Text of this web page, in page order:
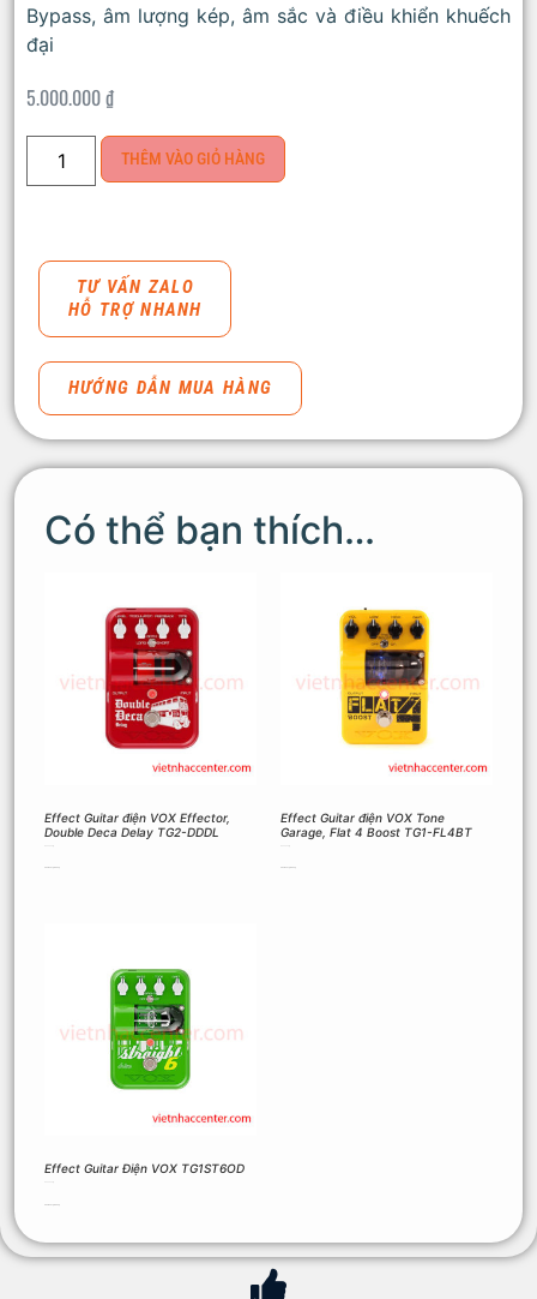
Bypass, âm lượng kép, âm sắc và điều khiển khuếch
đại
5.000.000₫
THÊM VÀO GIỎ HÀNG
TƯ VẤN ZALO
HỖ TRỢ NHANH
HƯỚNG DẪN MUA HÀNG
Có thể bạn thích…
Effect Guitar điện VOX Effector,
Double Deca Delay TG2-DDDL
Effect Guitar điện VOX Tone
Garage, Flat 4 Boost TG1-FL4BT
Effect Guitar Điện VOX TG1ST6OD